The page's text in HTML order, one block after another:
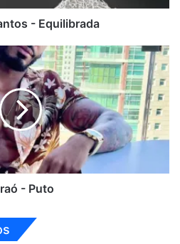
- Equilibrada
- Puto